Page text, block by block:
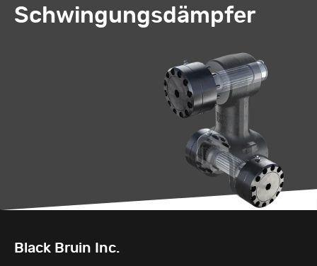
Schwingungsdämpfer
Black Bruin Inc.